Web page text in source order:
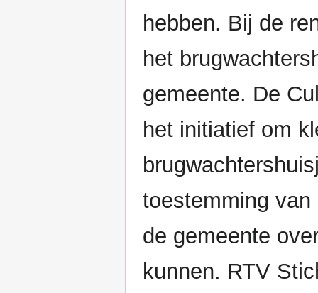
hebben. Bij de
het
gemeente. De
het initiatief om
toestemming
de gemeente
kunnen. RTV